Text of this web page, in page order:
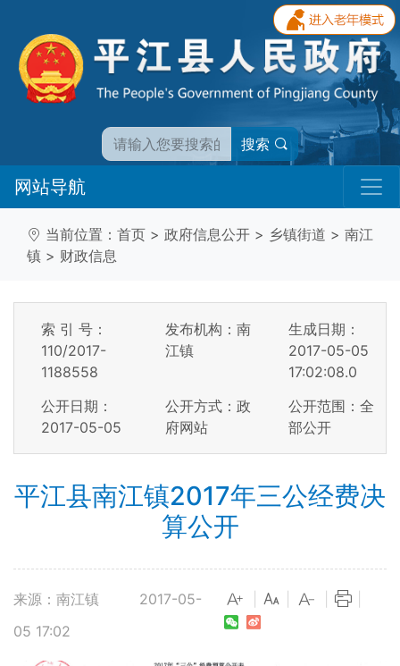
搜索
网站导航
当前位置： 首页 > 政府信息公开 > 乡镇街道 > 南江
镇 > 财政信息
索 引 号：
110/2017-
1188558
发布机构：南
江镇
生成日期：
2017-05-05
17:02:08.0
公开日期：
2017-05-05
公开方式：政
府网站
公开范围：全
部公开
平江县南江镇2017年三公经费决
算公开
来源：南江镇
2017-05-
05 17:02